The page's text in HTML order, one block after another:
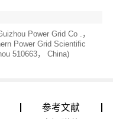
Power Grid Co .，
Power Grid Scientific
510663， China)
参考文献